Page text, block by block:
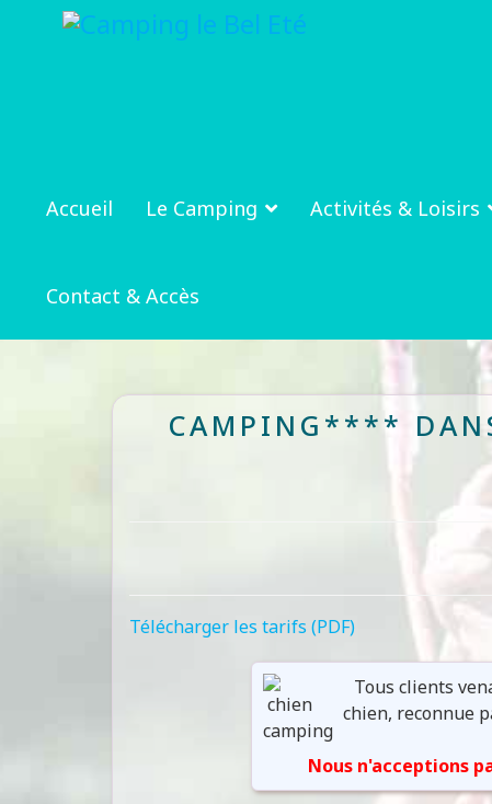
Accueil Le Camping Activités & Loisirs
Contact & Accès
CAMPING****
Télécharger les tarifs (PDF)
Tous clients
chien, reconnue
Nous n'acceptions